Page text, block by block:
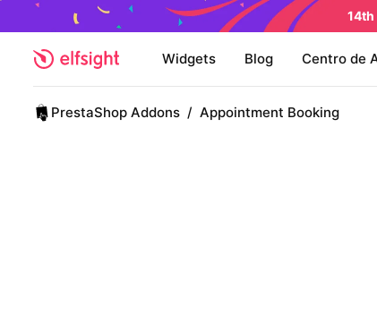
14th
Widgets Blog Centro de
PrestaShop Addons / Appointment Booking